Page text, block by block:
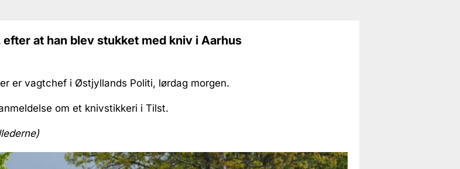
efter at han blev stukket med kniv i Aarhus
er vagtchef i Østjyllands Politi, lørdag morgen.
om et knivstikkeri i Tilst.